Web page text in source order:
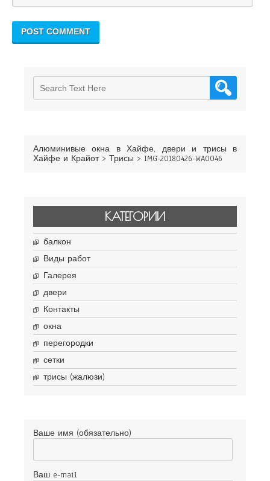
Алюминивые окна в Хайфе, двери и трисы в
Хайфе и Крайот> Трисы > IMG-20180426-WA0046
КАТЕГОРИИ
балкон
Виды работ
Галерея
двери
Контакты
окна
перегородки
сетки
трисы (жалюзи)
Ваше имя (обязательно)
Ваш e-mail